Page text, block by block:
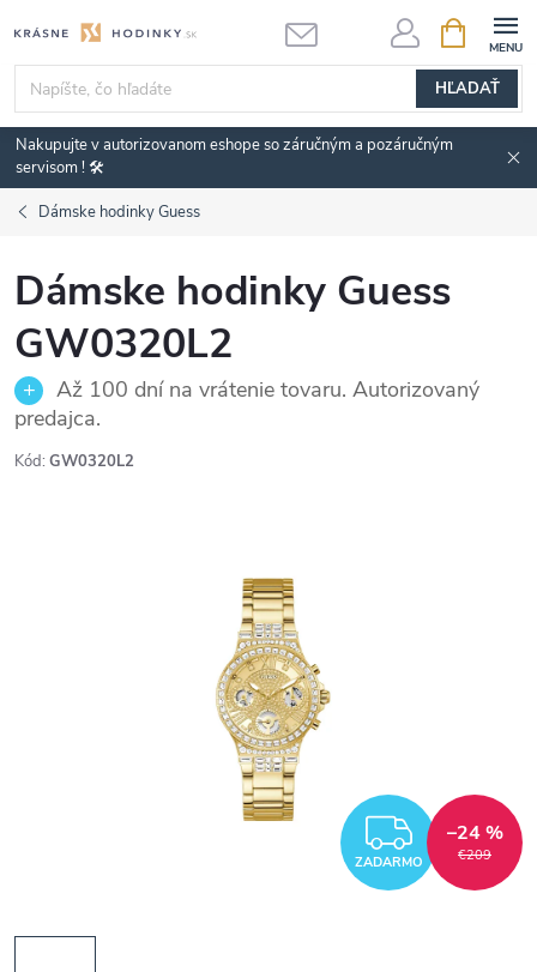
na
obsah
HĽADAŤ
KOŠÍK
Nakupujte v autorizovanom eshope so záručným a pozáručným
servisom ! 🛠️
Dámske hodinky Guess
Dámske hodinky Guess
GW0320L2
Až 100 dní na vrátenie tovaru. Autorizovaný
predajca.
Kód: GW0320L2
ZADARMO €209
–24 %